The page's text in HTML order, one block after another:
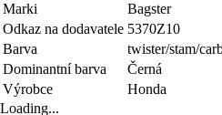
Marki
Bagster
Odkaz na dodavatele 5370Z10
Barva
twister/stam/
Dominantní barva
Černá
Výrobce
Honda
Loading...